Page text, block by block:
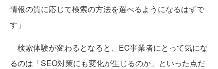
情報の質に応じて検索の方法を選べるようになるはずで
す」
検索体験が変わるとなると、EC事業者にとって気にな
るのは「SEO対策にも変化が生じるのか」といった点だ